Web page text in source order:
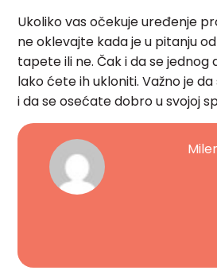
Ukoliko vas očekuje uređenje
ne oklevajte kada je u pitanju
tapete ili ne. Čak i da se
lako ćete ih ukloniti. Važno je
i da se osećate dobro u svojoj